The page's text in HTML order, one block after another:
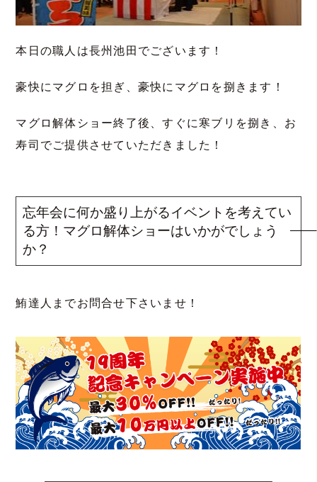
本日の職人は長州池田でございます！
豪快にマグロを担ぎ、豪快にマグロを捌きます！
マグロ解体ショー終了後、すぐに寒ブリを捌き、お
寿司でご提供させていただきました！
忘年会に何か盛り上がるイベントを考えてい
る方！マグロ解体ショーはいかがでしょう
か？
鮪達人までお問合せ下さいませ！